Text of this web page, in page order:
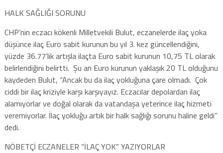
HALK SAĞLIĞI SORUNU
CHP’nin eczacı kökenli Milletvekili Bulut, eczanelerde ilaç yoka
düşünce ilaç Euro sabit kurunun bu yıl 3. kez güncellendiğini,
yüzde 36.77’lik artışla ilaçta Euro sabit kurunun 10,75 TL olarak
belirlendiğini belirtti. Şu an Euro kurunun yaklaşık 20 TL olduğunu
kaydeden Bulut, “Ancak bu da ilaç yokluğuna çare olmadı. Çok
ciddi bir ilaç kriziyle karşı karşıyayız. Eczacılar depolardan ilaç
alamıyorlar ve doğal olarak da vatandaşa yeterince ilaç hizmeti
veremiyorlar. İlaç yokluğu artık bir halk sağlığı sorunu haline geldi”
dedi.
NÖBETÇİ ECZANELER “İLAÇ YOK” YAZIYORLAR